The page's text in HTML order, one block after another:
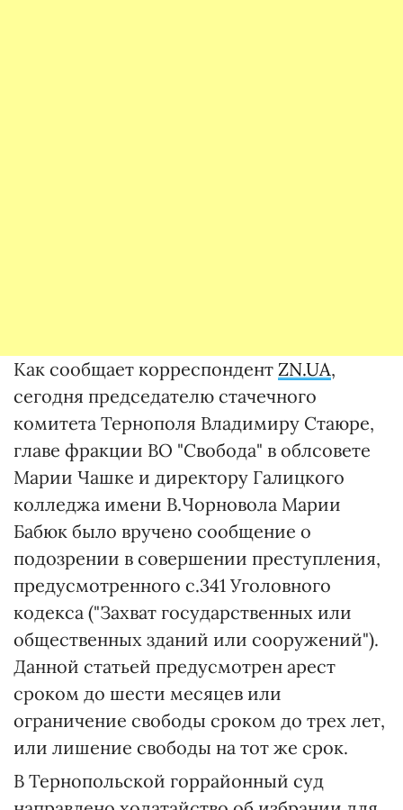
Как сообщает корреспондент ZN.UA,
сегодня председателю стачечного
комитета Тернополя Владимиру Стаюре,
главе фракции ВО "Свобода" в облсовете
Марии Чашке и директору Галицкого
колледжа имени В.Чорновола Марии
Бабюк было вручено сообщение о
подозрении в совершении преступления,
предусмотренного с.341 Уголовного
кодекса ("Захват государственных или
общественных зданий или сооружений").
Данной статьей предусмотрен арест
сроком до шести месяцев или
ограничение свободы сроком до трех лет,
или лишение свободы на тот же срок.
В Тернопольской горрайонный суд